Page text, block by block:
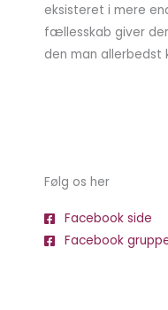
eksisteret i mere
fællesskab giver
den man
Følg os her
Facebook side
Facebook